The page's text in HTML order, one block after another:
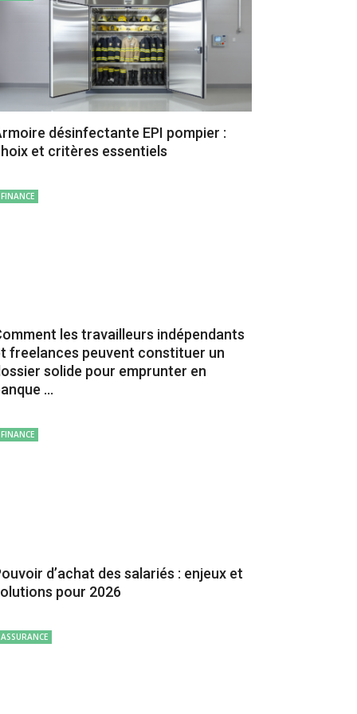
désinfectante EPI pompier :
et critères essentiels
FINANCE
les travailleurs indépendants
freelances peuvent constituer un
solide pour emprunter en
...
FINANCE
d’achat des salariés : enjeux et
pour 2026
ASSURANCE